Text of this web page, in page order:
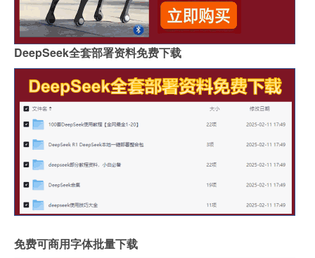
DeepSeek全套部署资料免费下载
免费可商用字体批量下载